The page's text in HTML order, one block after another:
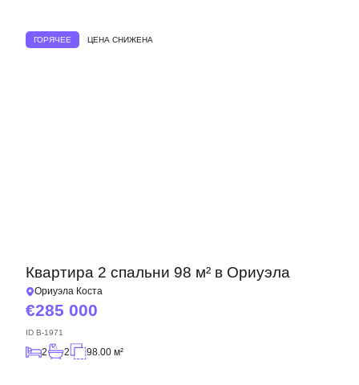
ГОРЯЧЕЕ ЦЕНА СНИЖЕНА
Квартира 2 спальни 98 м² в Ориуэла
Ориуэла Коста
285 000
ID B-1971
2 2 98.00 м²